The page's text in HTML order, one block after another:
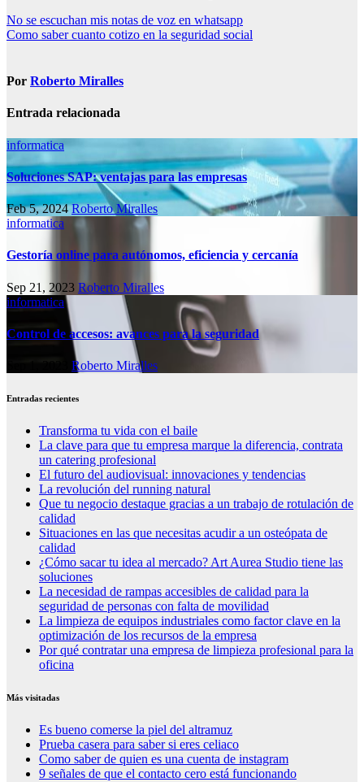
Navegación
de
No se escuchan mis notas de voz en whatsapp
Como saber cuanto cotizo en la seguridad social
Por Roberto Miralles
Entrada relacionada
informatica
Soluciones SAP: ventajas para las empresas
Feb 5, 2024Roberto Miralles
informatica
Gestoría online para autónomos, eficiencia y cercanía
Sep 21, 2023 Roberto Miralles
informatica
Control de accesos: avances para la seguridad
Roberto Miralles
Entradas recientes
Transforma tu vida con el baile
La clave para que tu empresa marque la diferencia, contrata
un catering profesional
El futuro del audiovisual: innovaciones y tendencias
La revolución del running natural
Que tu negocio destaque gracias a un trabajo de rotulación de
calidad
Situaciones en las que necesitas acudir a un osteópata de
calidad
¿Cómo sacar tu idea al mercado? Art Aurea Studio tiene las
soluciones
La necesidad de rampas accesibles de calidad para la
seguridad de personas con falta de movilidad
La limpieza de equipos industriales como factor clave en la
optimización de los recursos de la empresa
Por qué contratar una empresa de limpieza profesional para la
oficina
Más visitadas
Es bueno comerse la piel del altramuz
Prueba casera para saber si eres celiaco
Como saber de quien es una cuenta de instagram
9 señales de que el contacto cero está funcionando